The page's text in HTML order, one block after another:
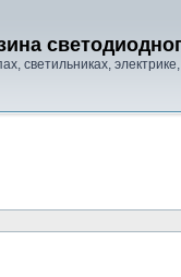
светильниках,